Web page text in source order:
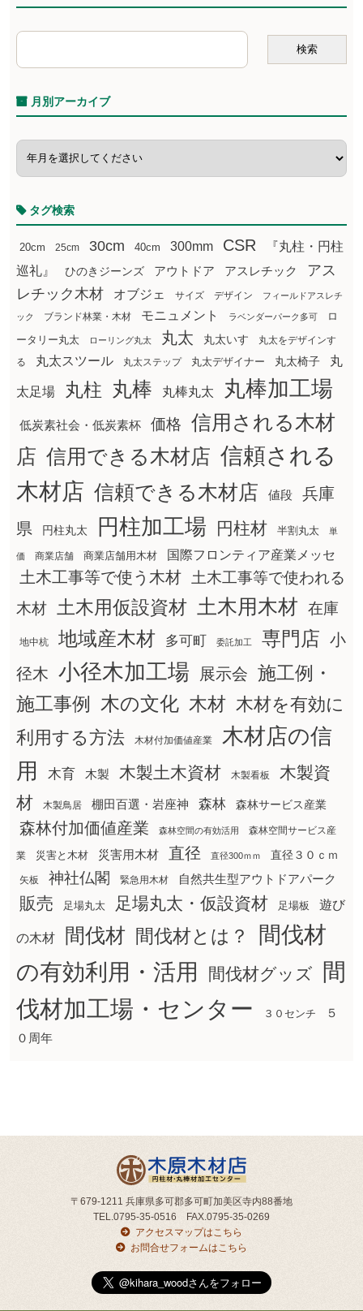
月別アーカイブ
タグ検索
20cm 25cm 30cm 40cm 300mm CSR
『丸柱・円柱
巡礼』
ひのきジーンズ アウトドア アスレチック
アス
レチック木材
オブジェ サイズ デザイン フィールドアスレチ
ック ブランド林業・木材 モニュメント ラベンダーパーク多可
ロ
ータリー丸太
ローリング丸太 丸太 丸太いす
丸太をデザインす
る
丸太スツール 丸太ステップ 丸太デザイナー 丸太椅子 丸
太足場 丸柱 丸棒 丸棒丸太 丸棒加工場
低炭素社会・低炭素杯 価格
信用される木材
店 信用できる木材店 信頼される
木材店 信頼できる木材店 値段
兵庫
県
円柱丸太 円柱加工場 円柱材 半割丸太 単
価 商業店舗 商業店舗用木材 国際フロンティア産業メッセ
土木工事等で使う木材
土木工事等で使われる
木材
土木用仮設資材 土木用木材 在庫
地中杭 地域産木材 多可町 委託加工 専門店 小
径木 小径木加工場 展示会 施工例・
施工事例
木の文化 木材 木材を有効に
利用する方法
木材付加価値産業
木材店の信
用
木育 木製 木製土木資材 木製看板
木製資
材
木製鳥居 棚田百選・岩座神 森林 森林サービス産業
森林付加価値産業 森林空間の有効活用 森林空間サービス産
業 災害と木材 災害用木材 直径 直径300ｍｍ 直径３０ｃｍ
矢板 神社仏閣 緊急用木材 自然共生型アウトドアパーク
販売 足場丸太 足場丸太・仮設資材 足場板 遊び
の木材 間伐材 間伐材とは？
間伐材
の有効利用・活用
間伐材グッズ
間
伐材加工場・センター
３０センチ
５
０周年
〒679-1211 兵庫県多可郡多可町加美区寺内88番地
TEL.0795-35-0516 FAX.0795-35-0269
アクセスマップはこちら
お問合せフォームはこちら